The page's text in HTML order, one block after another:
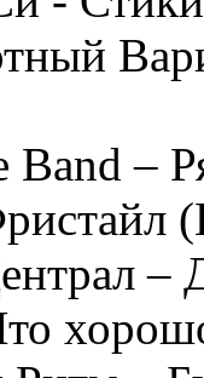
Band –
–